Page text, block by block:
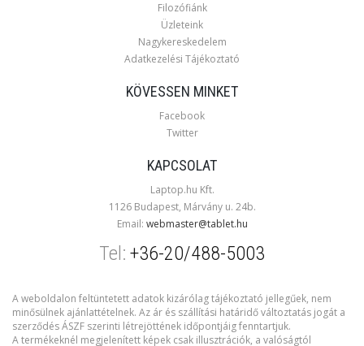
Filozófiánk
Üzleteink
Nagykereskedelem
Adatkezelési Tájékoztató
KÖVESSEN MINKET
Facebook
Twitter
KAPCSOLAT
Laptop.hu Kft.
1126 Budapest, Márvány u. 24b.
Email: webmaster@tablet.hu
Tel: +36-20/488-5003
A weboldalon feltüntetett adatok kizárólag tájékoztató jellegűek, nem
minősülnek ajánlattételnek. Az ár és szállítási határidő változtatás jogát a
szerződés ÁSZF szerinti létrejöttének időpontjáig fenntartjuk.
A termékeknél megjelenített képek csak illusztrációk, a valóságtól